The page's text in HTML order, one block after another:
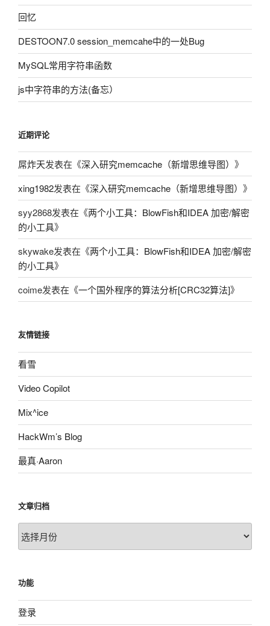
回忆
DESTOON7.0 session_memcahe中的一处Bug
MySQL常用字符串函数
js中字符串的方法(备忘）
近期评论
屌炸天发表在《深入研究memcache（新增思维导图） 》
xing1982发表在《深入研究memcache（新增思维导图） 》
syy2868发表在《两个小工具：BlowFish和IDEA 加密/解密
的小工具》
skywake发表在《两个小工具：BlowFish和IDEA 加密/解密
的小工具》
coime发表在《一个国外程序的算法分析[CRC32算法]》
友情链接
看雪
Video Copilot
Mix^ice
HackWm’s Blog
最真·Aaron
文章归档
文
章
功能
登录